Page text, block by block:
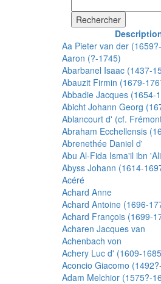
Rechercher
Aa Pieter van der
Aaron (?-1745)
Abarbanel Isaac (1437-
Abauzit Firmin (1679-
Abbadie Jacques (1654-
Abicht Johann Georg
Ablancourt d' (cf.
Abraham Ecchellensis
Abrenethée Daniel d'
Abu Al-Fida Isma'il ibn
Abyss Johann (1614-
Acéré
Achard Anne
Achard Antoine (1696-
Achard François (1699-
Acharen Jacques van
Achenbach von
Achery Luc d' (1609-
Aconcio Giacomo
Adam Melchior (1575?-